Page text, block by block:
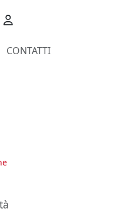
theme
CONTATTI